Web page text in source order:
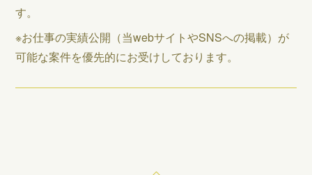
す。
※お仕事の実績公開（当webサイトやSNSへの掲載）が
可能な案件を優先的にお受けしております。